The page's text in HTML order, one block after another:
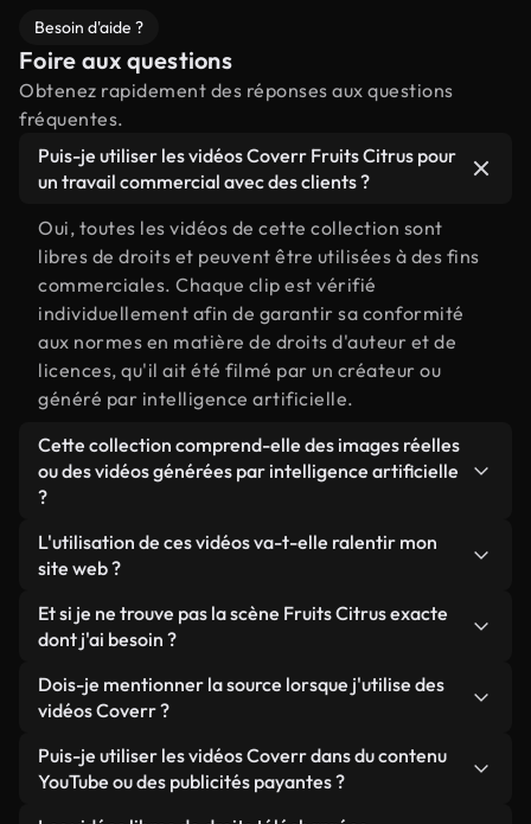
Besoin d'aide ?
Foire aux questions
Obtenez rapidement des réponses aux questions
fréquentes.
Puis-je utiliser les vidéos Coverr Fruits Citrus pour
un travail commercial avec des clients ?
Oui, toutes les vidéos de cette collection sont
libres de droits et peuvent être utilisées à des fins
commerciales. Chaque clip est vérifié
individuellement afin de garantir sa conformité
aux normes en matière de droits d'auteur et de
licences, qu'il ait été filmé par un créateur ou
généré par intelligence artificielle.
Cette collection comprend-elle des images réelles
ou des vidéos générées par intelligence artificielle
?
Les deux. Il s'agit d'une bibliothèque hybride
composée de véritables images filmées par des
générées par IA. Chaque vidéo est clairement
identifiée afin que vous sachiez toujours ce que
vous utilisez.
L'utilisation de ces vidéos va-t-elle ralentir mon
site web ?
Sauf si vous choisissez nos versions optimisées.
Nous proposons des formats légers, prêts pour le
ils conservent une qualité élevée tout en
minimisant les temps de chargement et en
améliorant des indicateurs comme le LCP.
Et si je ne trouve pas la scène Fruits Citrus exacte
dont j'ai besoin ?
Vous pouvez en créer une instantanément avec
Coverr AI Studio. Il vous suffit de décrire la scène,
et le Studio générera en quelques secondes une
vidéo personnalisée conforme à nos normes de
licence.
Dois-je mentionner la source lorsque j'utilise des
vidéos Coverr ?
Aucune attribution n'est requise. Toutes les vidéos
de notre bibliothèque sont libres de droits et
Puis-je utiliser les vidéos Coverr dans du contenu
YouTube ou des publicités payantes ?
Oui. Toutes les séquences vidéo de Coverr peuvent